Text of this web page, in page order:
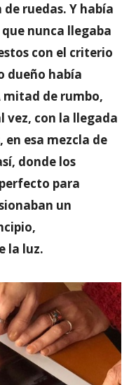
ruedas. Y había
nunca llegaba
con el criterio
dueño había
mitad de rumbo,
vez, con la llegada
en esa mezcla de
donde los
para
un
la luz.